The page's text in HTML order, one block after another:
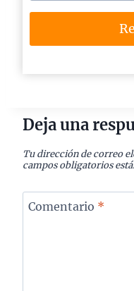
Deja una
Tu dirección de correo
campos obligatorios
Comentario *